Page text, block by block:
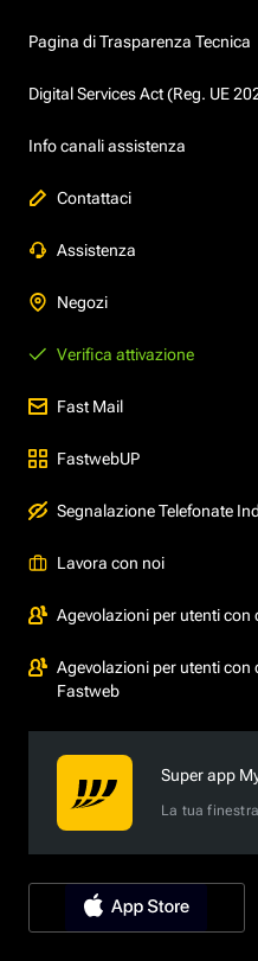
Pagina di Trasparenza Tecnica
Digital Services Act (Reg. UE
Info canali assistenza
Contattaci
Assistenza
Negozi
Verifica attivazione
Fast Mail
FastwebUP
Segnalazione Telefonate
Lavora con noi
Agevolazioni per utenti con
Agevolazioni per utenti con
Fastweb
Super app
La tua